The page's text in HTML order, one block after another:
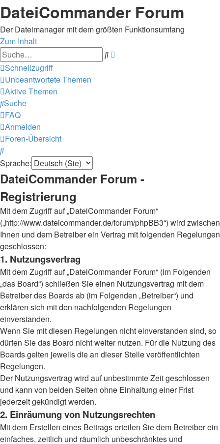
DateiCommander Forum
Der Dateimanager mit dem größten Funktionsumfang
Zum Inhalt
Suche
Schnellzugriff
Unbeantwortete Themen
Aktive Themen
Suche
FAQ
Anmelden
Foren-Übersicht
Suche
Sprache:
DateiCommander Forum -
Registrierung
Mit dem Zugriff auf „DateiCommander Forum“
(„http://www.dateicommander.de/forum/phpBB3“) wird zwischen
Ihnen und dem Betreiber ein Vertrag mit folgenden Regelungen
geschlossen:
1. Nutzungsvertrag
Mit dem Zugriff auf „DateiCommander Forum“ (im Folgenden
„das Board“) schließen Sie einen Nutzungsvertrag mit dem
Betreiber des Boards ab (im Folgenden „Betreiber“) und
erklären sich mit den nachfolgenden Regelungen
einverstanden.
Wenn Sie mit diesen Regelungen nicht einverstanden sind, so
dürfen Sie das Board nicht weiter nutzen. Für die Nutzung des
Boards gelten jeweils die an dieser Stelle veröffentlichten
Regelungen.
Der Nutzungsvertrag wird auf unbestimmte Zeit geschlossen
und kann von beiden Seiten ohne Einhaltung einer Frist
jederzeit gekündigt werden.
2. Einräumung von Nutzungsrechten
Mit dem Erstellen eines Beitrags erteilen Sie dem Betreiber ein
einfaches, zeitlich und räumlich unbeschränktes und